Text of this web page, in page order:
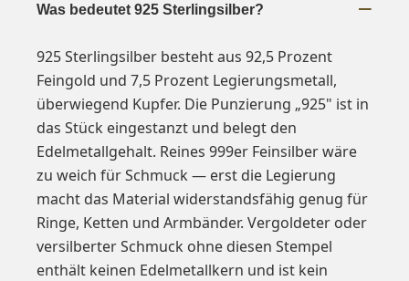
Was bedeutet 925 Sterlingsilber?
925 Sterlingsilber besteht aus 92,5 Prozent
Feingold und 7,5 Prozent Legierungsmetall,
überwiegend Kupfer. Die Punzierung „925" ist in
das Stück eingestanzt und belegt den
Edelmetallgehalt. Reines 999er Feinsilber wäre
zu weich für Schmuck — erst die Legierung
macht das Material widerstandsfähig genug für
Ringe, Ketten und Armbänder. Vergoldeter oder
versilberter Schmuck ohne diesen Stempel
enthält keinen Edelmetallkern und ist kein